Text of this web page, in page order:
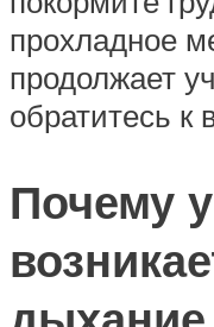
прохладное
продолжает
обратитесь к
Почему